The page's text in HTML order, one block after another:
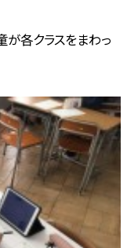
が各クラスをまわっ